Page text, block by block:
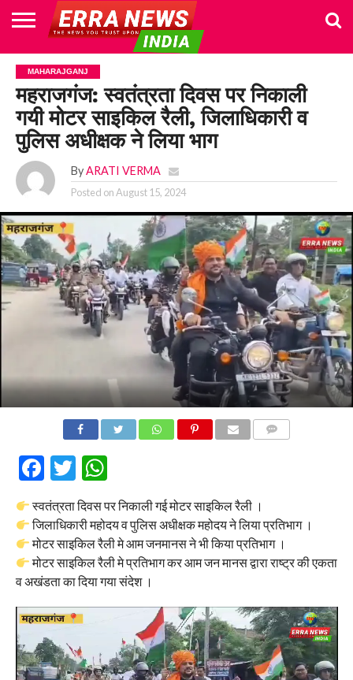
HOME
POLITICS
NEWS
BUSINESS
CULTURE
NATIONAL
SPORTS
LIFESTYLE
TRAVEL
OPINION
BREAKING
NEWS
ENTERTAINMENT
WORLD
CRIME
JOIN
US
MAHARAJGANJ
महराजगंज: स्वतंत्रता दिवस पर निकाली
गयी मोटर साइकिल रैली, जिलाधिकारी व
पुलिस अधीक्षक ने लिया भाग
By ARATI VERMA
Posted onAugust 15, 2024
Facebook
Twitter
WhatsApp
स्वतंत्रता दिवस पर निकाली गई मोटर साइकिल रैली ।
जिलाधिकारी महोदय व पुलिस अधीक्षक महोदय ने लिया प्रतिभाग ।
मोटर साइकिल रैली मे आम जनमानस ने भी किया प्रतिभाग ।
मोटर साइकिल रैली मे प्रतिभाग कर आम जन मानस द्वारा राष्ट्र की एकता
व अखंडता का दिया गया संदेश ।